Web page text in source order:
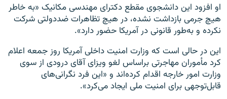
او افزود این دانشجوی مقطع دکترای مهندسی مکانیک «به خاطر
هیچ جرمی بازداشت نشده، در هیچ تظاهرات ضددولتی شرکت
نکرده و به‌طور قانونی در آمریکا حضور دارد».
این در حالی است که وزارت امنیت داخلی آمریکا روز جمعه اعلام
کرد مأموران مهاجرتی براساس لغو ویزای آقای درودی از سوی
وزارت امور خارجه اقدام کرده‌اند و «این فرد نگرانی‌های
قابل‌توجهی برای امنیت ملی ایجاد می‌کرد».